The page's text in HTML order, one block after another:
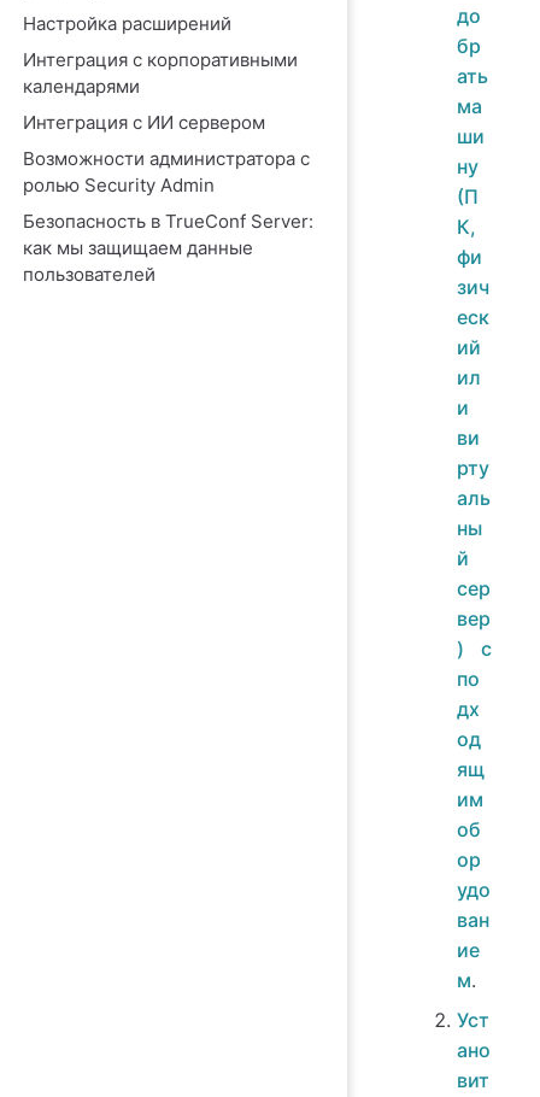
Настройка расширений
Интеграция с корпоративными
календарями
Интеграция с ИИ сервером
Возможности администратора с
ролью Security Admin
Безопасность в TrueConf Server:
как мы защищаем данные
пользователей
до
бр
ать
ма
ши
ну
(П
К,
фи
зич
еск
ий
ил
и
ви
рту
аль
ны
й
сер
вер
) с
по
дх
од
ящ
им
об
ор
удо
ван
ие
м.
Уст
ано
вит